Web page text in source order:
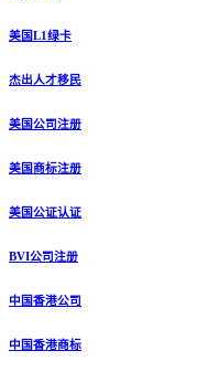
美国L1绿卡
杰出人才移民
美国公司注册
美国商标注册
美国公证认证
BVI公司注册
中国香港公司
中国香港商标